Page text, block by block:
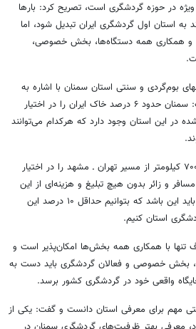
ویژه در حوزه گردشگری است، تصریح کرد: بارها
به استان اول گردشگری ایران تبدیل شود، اما
و همکاری همه دستگاه‌ها، بخش خصوصی،
بوم‌گردی و سنتی استان سمنان با اشاره به
ظرفیت‌های گسترده استان گفت: سمنان حدود ۶ درصد خاک ایران را در اختیار
در این استان وجود دارد که هرکدام می‌توانند
وی افزود: استان سمنان حدود ۷۰۰ کیلومتر از مسیر تهران ـ مشهد را در اختیار
حدود ۲۰ میلیون مسافر و زائر بدون هیچ تبلیغ و هزینه‌ای از این
استان عبور می‌کنند، اما هنر ما باید این باشد که بتوانیم حداقل ۱۰ درصد این
استان کنیم.
تنها با همکاری همه بخش‌ها امکان‌پذیر است و
بخش خصوصی و فعالان گردشگری باید دست به
واقعی خود در گردشگری کشور برسد.
مهم برای معرفی استان دانست و گفت: یکی از